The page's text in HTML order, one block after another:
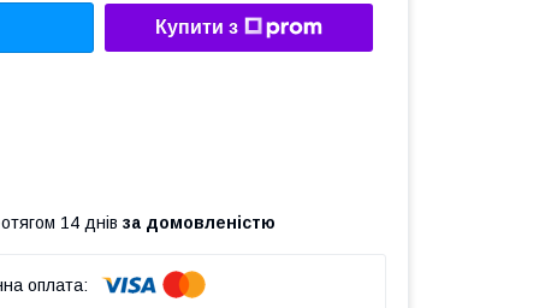
Купити з
14 днів за домовленістю